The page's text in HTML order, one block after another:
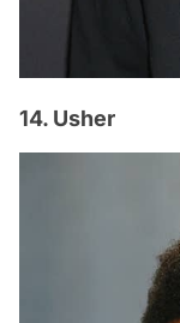
14. Usher